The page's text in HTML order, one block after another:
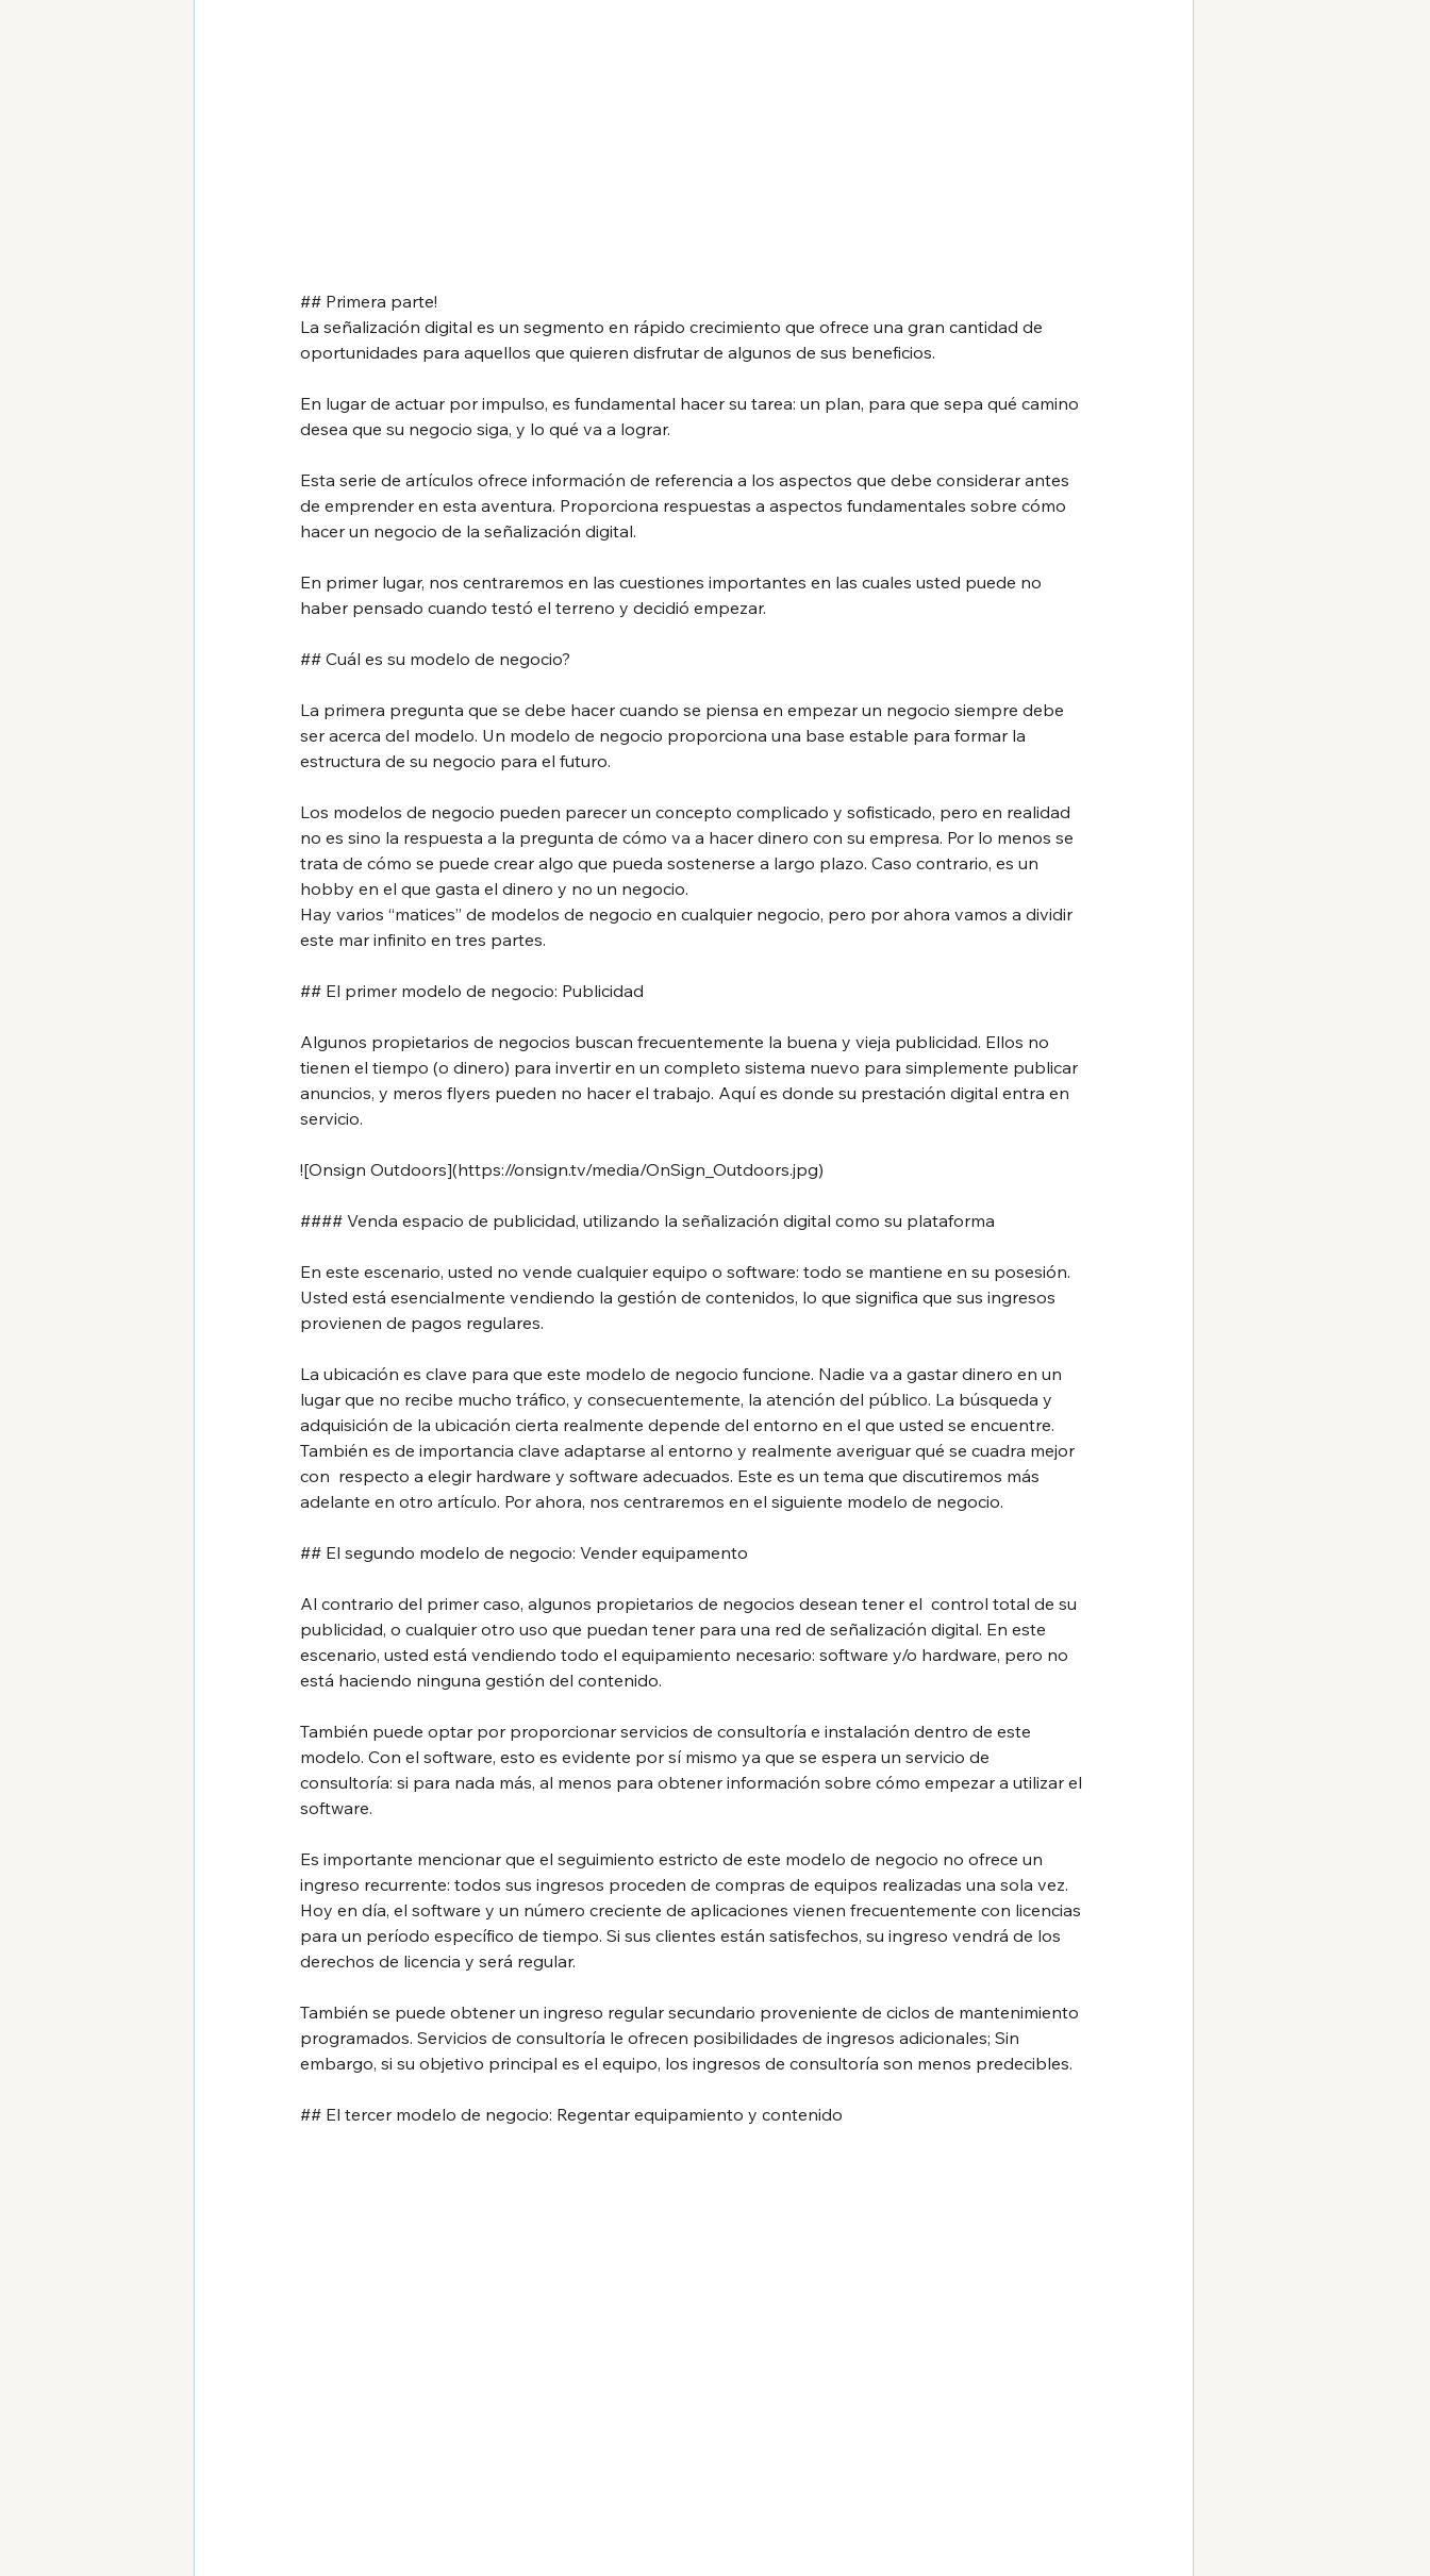
## Primera parte!
La señalización digital es un segmento en rápido crecimiento que ofrece una gran cantidad de
oportunidades para aquellos que quieren disfrutar de algunos de sus beneficios.
En lugar de actuar por impulso, es fundamental hacer su tarea: un plan, para que sepa qué camino
desea que su negocio siga, y lo qué va a lograr.
Esta serie de artículos ofrece información de referencia a los aspectos que debe considerar antes
de emprender en esta aventura. Proporciona respuestas a aspectos fundamentales sobre cómo
hacer un negocio de la señalización digital.
En primer lugar, nos centraremos en las cuestiones importantes en las cuales usted puede no
haber pensado cuando testó el terreno y decidió empezar.
## Cuál es su modelo de negocio?
La primera pregunta que se debe hacer cuando se piensa en empezar un negocio siempre debe
ser acerca del modelo. Un modelo de negocio proporciona una base estable para formar la
estructura de su negocio para el futuro.
Los modelos de negocio pueden parecer un concepto complicado y sofisticado, pero en realidad
no es sino la respuesta a la pregunta de cómo va a hacer dinero con su empresa. Por lo menos se
trata de cómo se puede crear algo que pueda sostenerse a largo plazo. Caso contrario, es un
hobby en el que gasta el dinero y no un negocio.
Hay varios “matices” de modelos de negocio en cualquier negocio, pero por ahora vamos a dividir
este mar infinito en tres partes.
## El primer modelo de negocio: Publicidad
Algunos propietarios de negocios buscan frecuentemente la buena y vieja publicidad. Ellos no
tienen el tiempo (o dinero) para invertir en un completo sistema nuevo para simplemente publicar
anuncios, y meros flyers pueden no hacer el trabajo. Aquí es donde su prestación digital entra en
servicio.
![Onsign Outdoors](https://onsign.tv/media/OnSign_Outdoors.jpg)
#### Venda espacio de publicidad, utilizando la señalización digital como su plataforma
En este escenario, usted no vende cualquier equipo o software: todo se mantiene en su posesión.
Usted está esencialmente vendiendo la gestión de contenidos, lo que significa que sus ingresos
provienen de pagos regulares.
La ubicación es clave para que este modelo de negocio funcione. Nadie va a gastar dinero en un
lugar que no recibe mucho tráfico, y consecuentemente, la atención del público. La búsqueda y
adquisición de la ubicación cierta realmente depende del entorno en el que usted se encuentre.
También es de importancia clave adaptarse al entorno y realmente averiguar qué se cuadra mejor
con  respecto a elegir hardware y software adecuados. Este es un tema que discutiremos más
adelante en otro artículo. Por ahora, nos centraremos en el siguiente modelo de negocio.
## El segundo modelo de negocio: Vender equipamento
Al contrario del primer caso, algunos propietarios de negocios desean tener el  control total de su
publicidad, o cualquier otro uso que puedan tener para una red de señalización digital. En este
escenario, usted está vendiendo todo el equipamiento necesario: software y/o hardware, pero no
está haciendo ninguna gestión del contenido.
También puede optar por proporcionar servicios de consultoría e instalación dentro de este
modelo. Con el software, esto es evidente por sí mismo ya que se espera un servicio de
consultoría: si para nada más, al menos para obtener información sobre cómo empezar a utilizar el
software.
Es importante mencionar que el seguimiento estricto de este modelo de negocio no ofrece un
ingreso recurrente: todos sus ingresos proceden de compras de equipos realizadas una sola vez.
Hoy en día, el software y un número creciente de aplicaciones vienen frecuentemente con licencias
para un período específico de tiempo. Si sus clientes están satisfechos, su ingreso vendrá de los
derechos de licencia y será regular.
También se puede obtener un ingreso regular secundario proveniente de ciclos de mantenimiento
programados. Servicios de consultoría le ofrecen posibilidades de ingresos adicionales; Sin
embargo, si su objetivo principal es el equipo, los ingresos de consultoría son menos predecibles.
## El tercer modelo de negocio: Regentar equipamiento y contenido